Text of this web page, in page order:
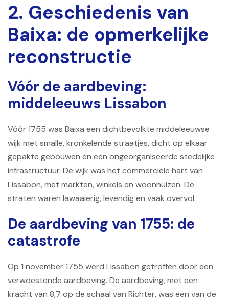
2. Geschiedenis van
Baixa: de opmerkelijke
reconstructie
Vóór de aardbeving:
middeleeuws Lissabon
Vóór 1755 was Baixa een dichtbevolkte middeleeuwse
wijk met smalle, kronkelende straatjes, dicht op elkaar
gepakte gebouwen en een ongeorganiseerde stedelijke
infrastructuur. De wijk was het commerciële hart van
Lissabon, met markten, winkels en woonhuizen. De
straten waren lawaaierig, levendig en vaak overvol.
De aardbeving van 1755: de
catastrofe
Op 1 november 1755 werd Lissabon getroffen door een
verwoestende aardbeving. De aardbeving, met een
kracht van 8,7 op de schaal van Richter, was een van de